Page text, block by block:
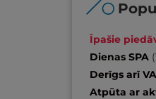
Īpašie
Dienas SPA (
Derīgs arī
Atpūta ar